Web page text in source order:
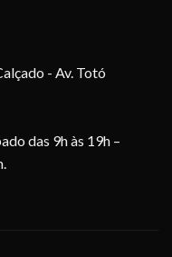
- Av. Totó
das 9h às 19h –